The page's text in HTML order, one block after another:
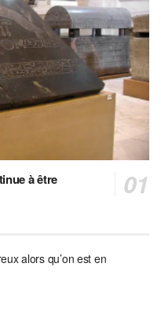
à être
alors qu’on est en